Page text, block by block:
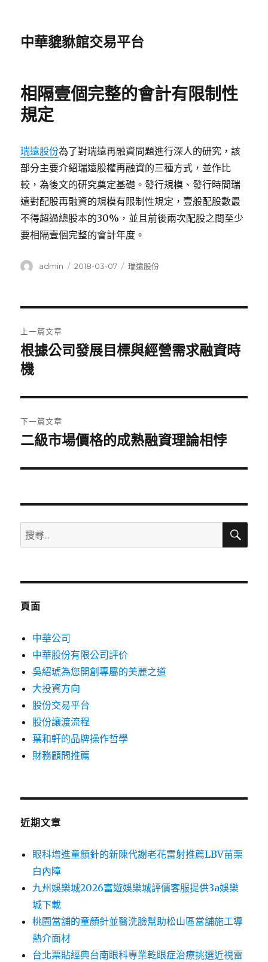
中華貔貅館交易平台
相隔壹個完整的會計有限制性
規定
瑞遠股份為了對瑞遠再融資問題進行深人的研究，該
部分主要介紹瑞遠股權再融資的三種方式，並作比
較，為後文的研究奠定基礎。發行規模、發行時間瑞
遠對配股再融資的規模有限制性規定，壹般配股數最
不得超過總股本的30%，並且前後兩次配股之間至少
要相隔壹個完整的會計年度。
作
admin
發
2018-03-07
分
瑞遠股份
章
導
覽
上一篇文章
上
一
文
章:
根據公司發展目標與經營需求融資時
機
下一篇文章
下
篇
章:
二級市場價格的成熟融資理論相悖
搜
尋
鍵
搜
頁面
中華公司
中華股份有限公司評价
吳紹琥為您開創專屬的美麗之道
大投資方向
股份交易平台
股份讓渡流程
葉和軒的品牌操作哲學
財務顧問推薦
近期文章
眼科增進童顏針的新陳代謝老花雷射推薦LBV苗栗
白內障
九州娛樂城2026富遊娛樂城評價客服提供3a娛樂
城下載
桃園當舖的童顏針並醫洗臉幫助松山區當舖施工導
熱介面材
台北票貼經典台南眼科專業乾眼症治療挑選近視雷